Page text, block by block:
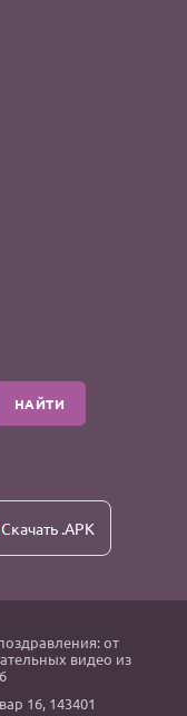
НАЙТИ
Скачать .APK
от
видео из
16, 143401